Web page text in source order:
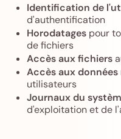
Identification de
d'authentification
Horodatages pour
de fichiers
Accès aux fichiers
Accès aux données
utilisateurs
Journaux du
d'exploitation et de